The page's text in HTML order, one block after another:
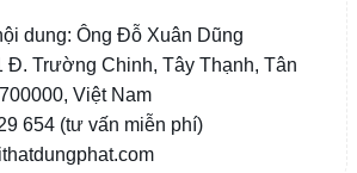
dung: Ông Đỗ Xuân Dũng
Đ. Trường Chinh, Tây Thạnh, Tân
Việt Nam
654 (tư vấn miễn phí)